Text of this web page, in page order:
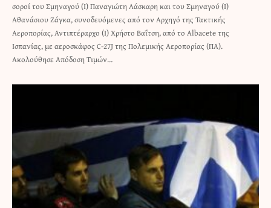
σοροί του Σμηναγού (Ι) Παναγιώτη Λάσκαρη και του Σμηναγού (Ι)
Αθανάσιου Ζάγκα, συνοδευόμενες από τον Αρχηγό της Τακτικής
Αεροπορίας, Αντιπτέραρχο (Ι) Χρήστο Βαΐτση, από το Albacete της
Ισπανίας, με αεροσκάφος C-27J της Πολεμικής Αεροπορίας (ΠΑ).
Ακολούθησε Απόδοση Τιμών…